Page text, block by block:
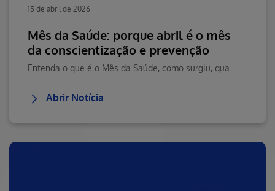
15 de abril de 2026
Mês da Saúde: porque abril é o mês
da conscientização e prevenção
Abrir Notícia